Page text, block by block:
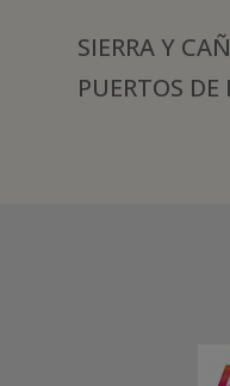
SIERRA Y
PUERTOS DE